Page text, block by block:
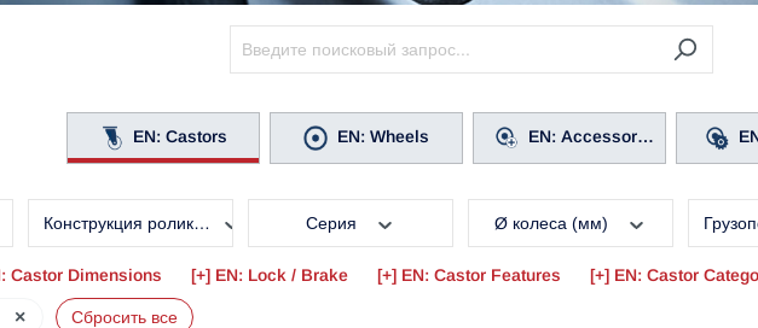
EN: Castors EN: Wheels EN: Accessories
Конструкция ролика Серия Ø колеса (мм)
Castor Dimensions EN: Lock / Brake EN: Castor Features EN: Castor
× Сбросить все